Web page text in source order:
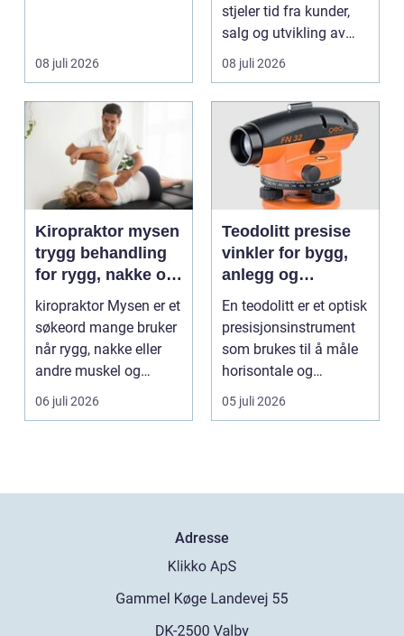
08 juli 2026
stjeler tid fra kunder,
salg og utvikling av
virksomheten. Samt...
08 juli 2026
Kiropraktor mysen
trygg behandling
for rygg, nakke og
ledd
kiropraktor Mysen er et
søkeord mange bruker
når rygg, nakke eller
andre muskel og
leddplager begynn...
06 juli 2026
Teodolitt presise
vinkler for bygg,
anlegg og
kartlegging
En teodolitt er et optisk
presisjonsinstrument
som brukes til å måle
horisontale og
vertikale vinkle...
05 juli 2026
Adresse